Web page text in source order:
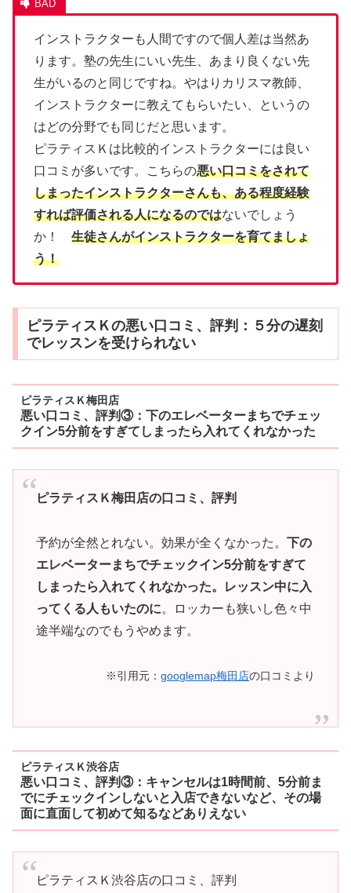
インストラクターも人間ですので個人差は当然あ
ります。塾の先生にいい先生、あまり良くない先
生がいるのと同じですね。やはりカリスマ教師、
インストラクターに教えてもらいたい、というの
はどの分野でも同じだと思います。
ピラティスＫは比較的インストラクターには良い
口コミが多いです。こちらの悪い口コミをされて
しまったインストラクターさんも、ある程度経験
すれば評価される人になるのではないでしょう
か！ 生徒さんがインストラクターを育てましょ
う！
ピラティスＫの悪い口コミ、評判：５分の遅刻
でレッスンを受けられない
ピラティスＫ梅田店
悪い口コミ、評判③：下のエレベーターまちでチェッ
クイン5分前をすぎてしまったら入れてくれなかった
ピラティスＫ梅田店の口コミ、評判
予約が全然とれない。効果が全くなかった。 下の
エレベーターまちでチェックイン5分前をすぎて
しまったら入れてくれなかった。レッスン中に入
ってくる人もいたのに。ロッカーも狭いし色々中
途半端なのでもうやめます。
※引用元：googlemap梅田店の口コミより
ピラティスＫ渋谷店
悪い口コミ、評判③：キャンセルは1時間前、5分前ま
でにチェックインしないと入店できないなど、その場
面に直面して初めて知るなどありえない
ピラティスＫ渋谷店の口コミ、評判